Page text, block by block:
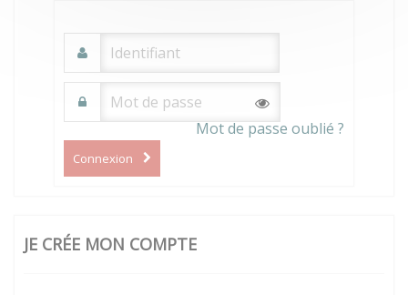
Mot de passe oublié ?
Connexion
JE CRÉE MON COMPTE